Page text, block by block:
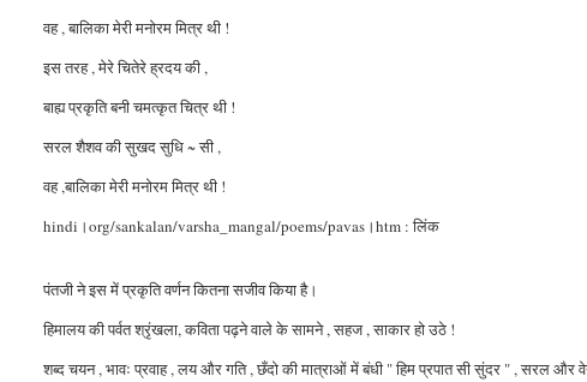
वह , बालिका मेरी मनोरम मित्र थी !
इस तरह , मेरे चितेरे ह्रदय की ,
बाह्य प्रकृति बनी चमत्कृत चित्र थी !
सरल शैशव की सुखद सुधि ~ सी ,
वह ,बालिका मेरी मनोरम मित्र थी !
hindi।org/sankalan/varsha_mangal/poems/pavas।htm : लिंक
पंतजी ने इस में प्रकृति वर्णन कितना सजीव किया है।
हिमालय की पर्वत श्रृंखला, कविता पढ़ने वाले के सामने , सहज , साकार हो उठे !
शब्द चयन , भावः प्रवाह , लय और गति , छँदो की मात्राओं में बंधी " हिम प्रपात सी सुंदर " , सरल और